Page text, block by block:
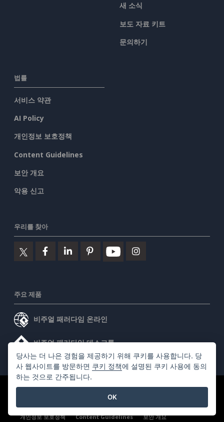
새 소식
보도 자료 키트
문의하기
법률
서비스 약관
AI Policy
개인정보 보호정책
Content Guidelines
보안 개요
악용 신고
우리를 찾아
주요 제품
비주얼 패러다임 온라인
비주얼 패러다임 데스크톱
©2026 by Visual Paradigm. 모든 권리 보유.
개인정보 보호정책
Content Guidelines 보안 개요
당사는 더 나은 경험을 제공하기 위해 쿠키를 사용합니다. 당
사 웹사이트를 방문하면 쿠키 정책에 설명된 쿠키 사용에 동의
하는 것으로 간주됩니다.
OK